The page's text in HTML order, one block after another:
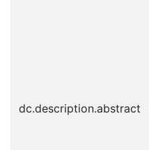
dc.description.abstract